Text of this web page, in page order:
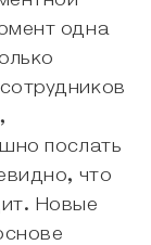
одна
послать
что
Новые